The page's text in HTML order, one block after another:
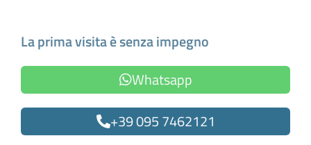
La prima visita è senza impegno
Whatsapp
+39 095 7462121